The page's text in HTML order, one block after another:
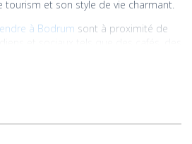
tourism et son style de vie charmant.
à Bodrum sont à proximité de
des pharmacies, des banques et des
Palmarina, 2 km du centre de
des 7 merveilles du monde, et
- Milas.